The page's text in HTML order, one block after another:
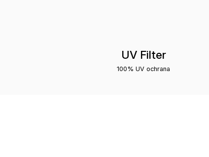
UV Filter
100% UV ochrana